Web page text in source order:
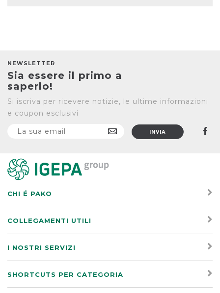
NEWSLETTER
Sia essere il primo a
saperlo!
Si iscriva per ricevere notizie, le ultime informazioni
e coupon esclusivi
CHI É PAKO
COLLEGAMENTI UTILI
I NOSTRI SERVIZI
SHORTCUTS PER CATEGORIA